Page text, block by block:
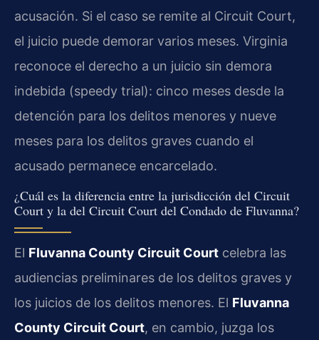
acusación. Si el caso se remite al Circuit Court,
el juicio puede demorar varios meses. Virginia
reconoce el derecho a un juicio sin demora
indebida (speedy trial): cinco meses desde la
detención para los delitos menores y nueve
meses para los delitos graves cuando el
acusado permanece encarcelado.
¿Cuál es la diferencia entre la jurisdicción del Circuit
Court y la del Circuit Court del Condado de Fluvanna?
El Fluvanna County Circuit Court celebra las
audiencias preliminares de los delitos graves y
los juicios de los delitos menores. El Fluvanna
County Circuit Court, en cambio, juzga los